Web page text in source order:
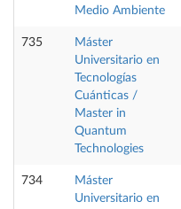
Medio Ambiente
735
Máster
Universitario en
Tecnologías
Cuánticas /
Master in
Quantum
Technologies
734
Máster
Universitario en